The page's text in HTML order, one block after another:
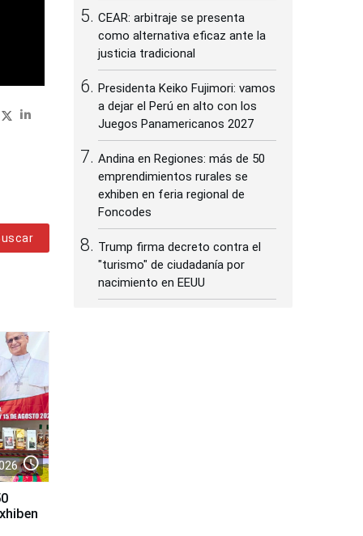
access_time
CEAR: arbitraje se presenta
como alternativa eficaz ante la
justicia tradicional
Presidenta Keiko Fujimori: vamos
a dejar el Perú en alto con los
Juegos Panamericanos 2027
Andina en Regiones: más de 50
emprendimientos rurales se
exhiben en feria regional de
Foncodes
Trump firma decreto contra el
"turismo" de ciudadanía por
nacimiento en EEUU